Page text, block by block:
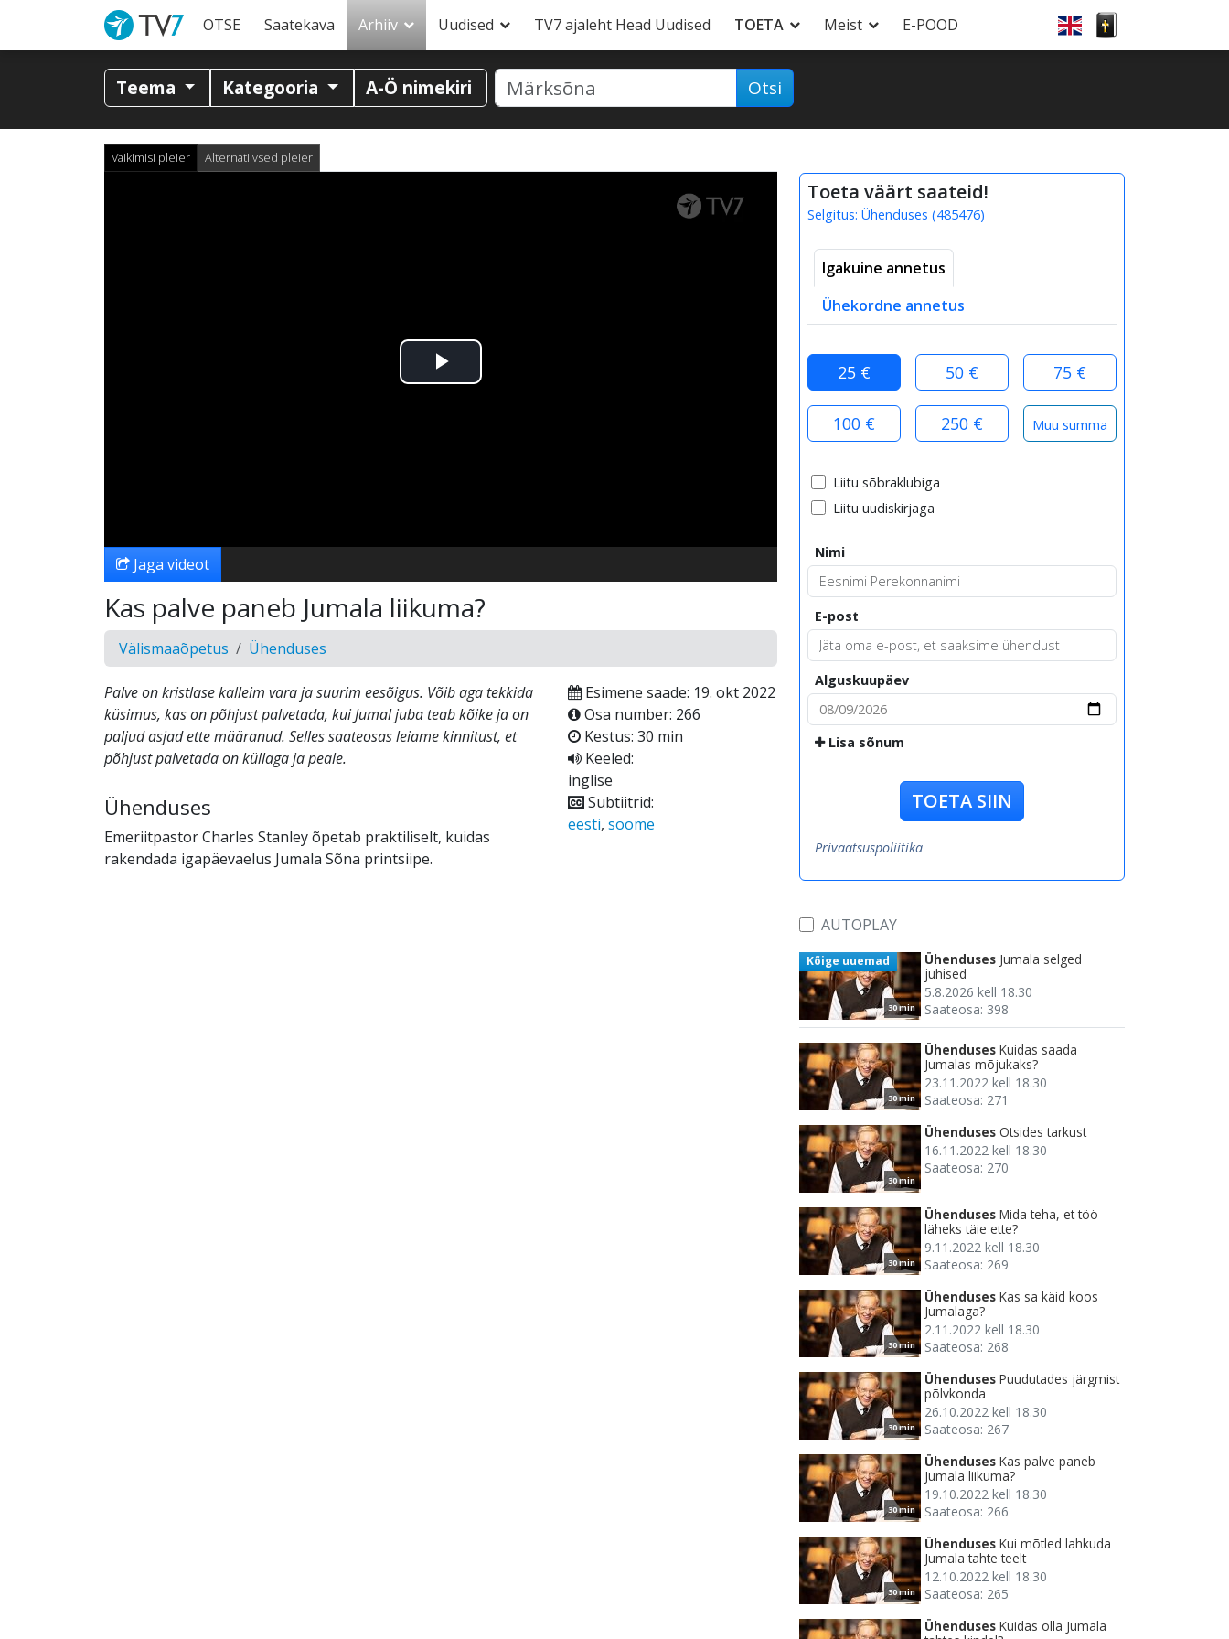
OTSE Saatekava Arhiiv Uudised TV7 ajaleht Head Uudised TOETA Meist E-POOD
Teema Kategooria A-Ö nimekiri Otsi
Vaikimisi pleier Alternatiivsed pleier
Esita
Jaga videot
Kas palve paneb Jumala liikuma?
Välismaaõpetus Ühenduses
Palve on kristlase kalleim vara ja suurim eesõigus. Võib aga tekkida
küsimus, kas on põhjust palvetada, kui Jumal juba teab kõike ja on
paljud asjad ette määranud. Selles saateosas leiame kinnitust, et
põhjust palvetada on küllaga ja peale.
Ühenduses
Emeriitpastor Charles Stanley õpetab praktiliselt, kuidas
rakendada igapäevaelus Jumala Sõna printsiipe.
Esimene saade: 19. okt 2022
Osa number: 266
Kestus: 30 min
Keeled:
inglise
Subtiitrid:
eesti, soome
Toeta väärt saateid!
Selgitus: Ühenduses (485476)
Igakuine annetus
Ühekordne annetus
25 € 50 € 75 €
100 € 250 €
Liitu sõbraklubiga
Liitu uudiskirjaga
Nimi
E-post
Alguskuupäev
Lisa sõnum
TOETA SIIN
Privaatsuspoliitika
AUTOPLAY
30 min
Kõige uuemad Ühenduses Jumala selged
juhised
5.8.2026 kell 18.30
Saateosa: 398
30 min
Ühenduses Kuidas saada
Jumalas mõjukaks?
23.11.2022 kell 18.30
Saateosa: 271
30 min
Ühenduses Otsides tarkust
16.11.2022 kell 18.30
Saateosa: 270
30 min
Ühenduses Mida teha, et töö
läheks täie ette?
9.11.2022 kell 18.30
Saateosa: 269
30 min
Ühenduses Kas sa käid koos
Jumalaga?
2.11.2022 kell 18.30
Saateosa: 268
30 min
Ühenduses Puudutades järgmist
põlvkonda
26.10.2022 kell 18.30
Saateosa: 267
30 min
Ühenduses Kas palve paneb
Jumala liikuma?
19.10.2022 kell 18.30
Saateosa: 266
30 min
Ühenduses Kui mõtled lahkuda
Jumala tahte teelt
12.10.2022 kell 18.30
Saateosa: 265
Ühenduses Kuidas olla Jumala